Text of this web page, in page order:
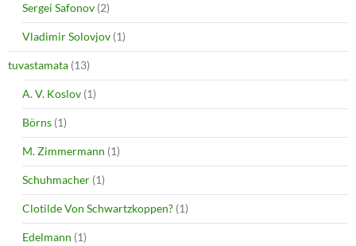
Sergei Safonov (2)
Vladimir Solovjov (1)
tuvastamata (13)
A. V. Koslov (1)
Börns (1)
M. Zimmermann (1)
Schuhmacher (1)
Clotilde Von Schwartzkoppen? (1)
Edelmann (1)